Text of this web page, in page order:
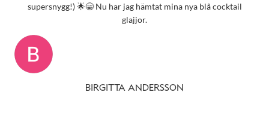
supersnygg!) 🌟😁 Nu har jag hämtat mina nya blå cocktail
glajjor.
BIRGITTA ANDERSSON